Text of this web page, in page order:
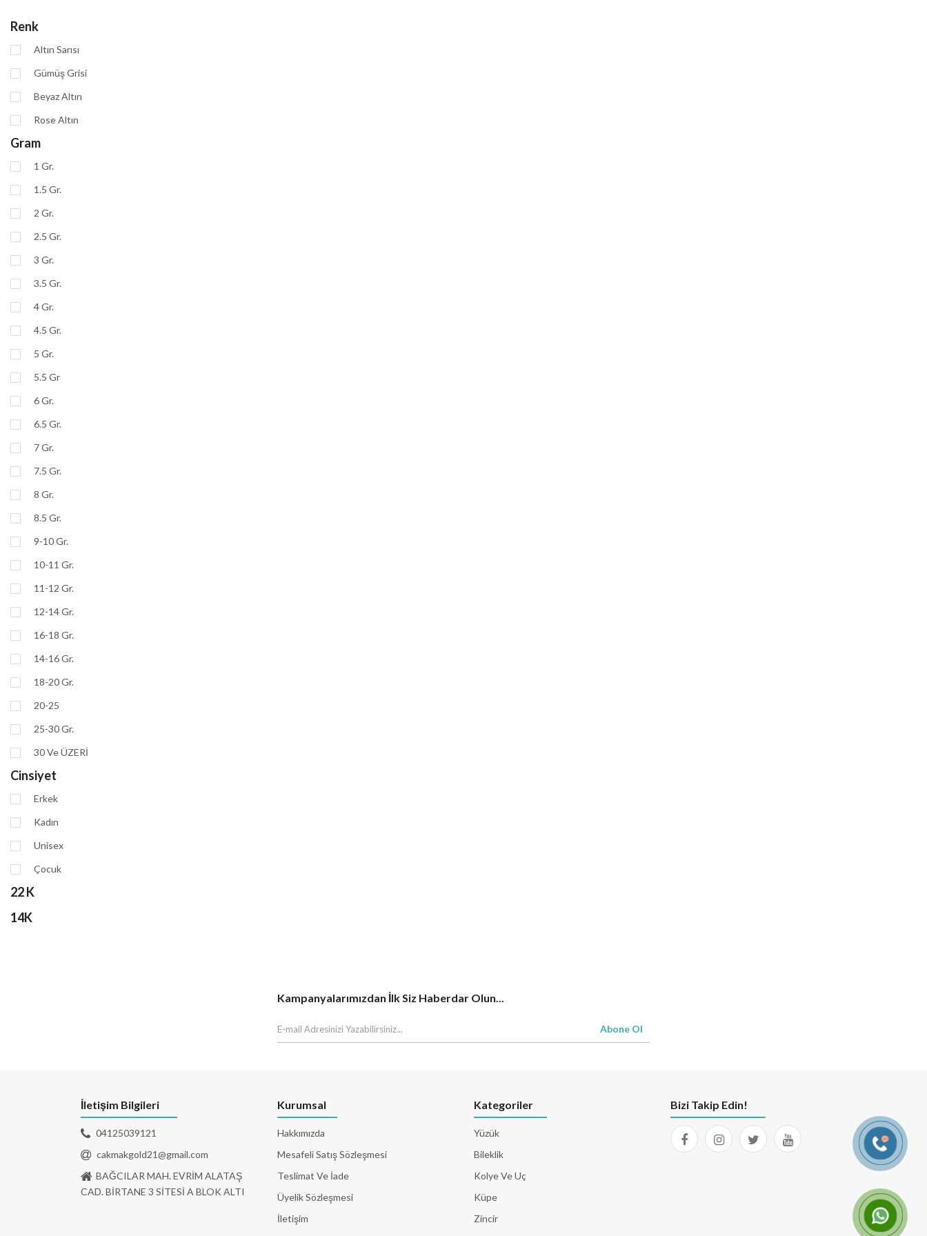
Renk
Altın Sarısı
Gümüş Grisi
Beyaz Altın
Rose Altın
Gram
1 Gr.
1.5 Gr.
2 Gr.
2.5 Gr.
3 Gr.
3.5 Gr.
4 Gr.
4.5 Gr.
5 Gr.
5.5 Gr
6 Gr.
6.5 Gr.
7 Gr.
7.5 Gr.
8 Gr.
8.5 Gr.
9-10 Gr.
10-11 Gr.
11-12 Gr.
12-14 Gr.
16-18 Gr.
14-16 Gr.
18-20 Gr.
20-25
25-30 Gr.
30 Ve ÜZERİ
Cinsiyet
Erkek
Kadın
Unisex
Çocuk
22 K
14K
Kampanyalarımızdan İlk Siz Haberdar Olun...
Abone Ol
İletişim Bilgileri
04125039121
cakmakgold21@gmail.com
BAĞCILAR MAH. EVRİM ALATAŞ
CAD. BİRTANE 3 SİTESİ A BLOK ALTI
Kurumsal
Hakkımızda
Mesafeli Satış Sözleşmesi
Teslimat Ve İade
Üyelik Sözleşmesi
İletişim
Kategoriler
Yüzük
Bileklik
Kolye Ve Uç
Küpe
Zincir
Bizi Takip Edin!